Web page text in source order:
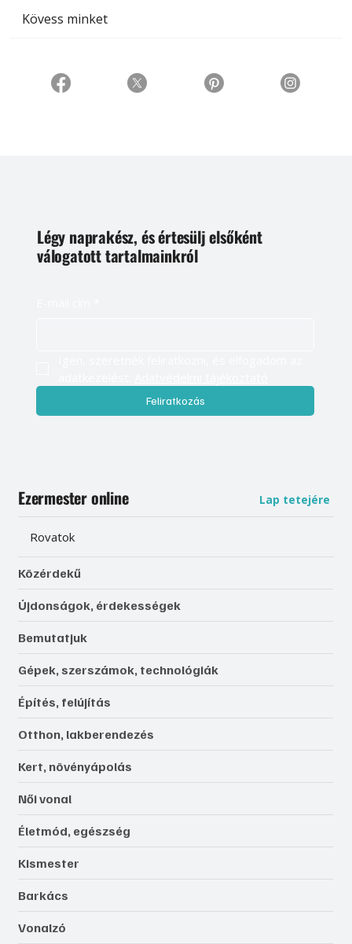
Kövess minket
Légy naprakész, és értesülj elsőként
válogatott tartalmainkról
Feliratkozás
Ezermester online Lap tetejére
Rovatok
Közérdekű
Újdonságok, érdekességek
Bemutatjuk
Gépek, szerszámok, technológiák
Építés, felújítás
Otthon, lakberendezés
Kert, növényápolás
Női vonal
Életmód, egészség
Kismester
Barkács
Vonalzó